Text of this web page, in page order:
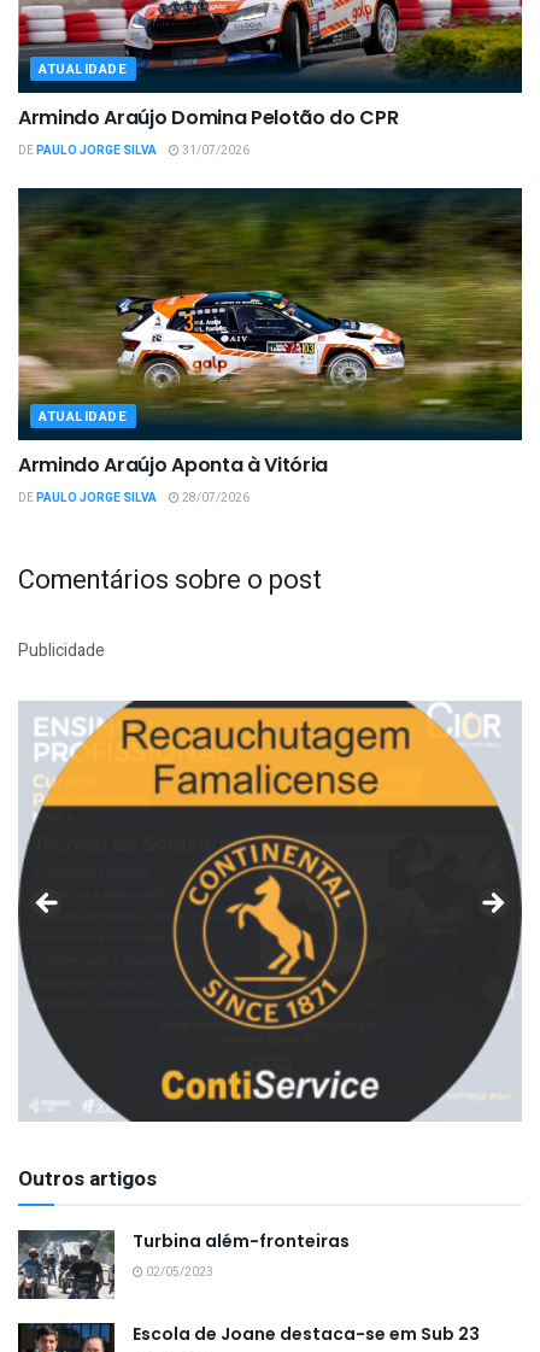
ATUALIDADE
Armindo Araújo Domina Pelotão do CPR
DEPAULO JORGE SILVA 31/07/2026
ATUALIDADE
Armindo Araújo Aponta à Vitória
DEPAULO JORGE SILVA 28/07/2026
Comentários sobre o post
Publicidade
Outros artigos
Turbina além-fronteiras
02/05/2023
Escola de Joane destaca-se em Sub 23